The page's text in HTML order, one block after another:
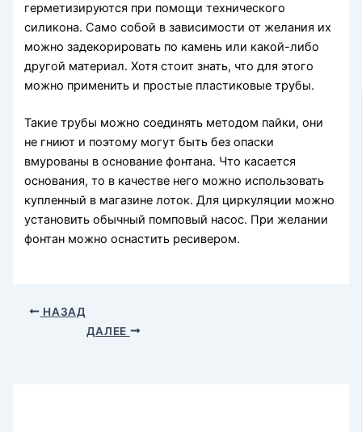
герметизируются при помощи технического
силикона. Само собой в зависимости от желания их
можно задекорировать по камень или какой-либо
другой материал. Хотя стоит знать, что для этого
можно применить и простые пластиковые трубы.
Такие трубы можно соединять методом пайки, они
не гниют и поэтому могут быть без опаски
вмурованы в основание фонтана. Что касается
основания, то в качестве него можно использовать
купленный в магазине лоток. Для циркуляции можно
установить обычный помповый насос. При желании
фонтан можно оснастить ресивером.
НАЗАД
ДАЛЕЕ